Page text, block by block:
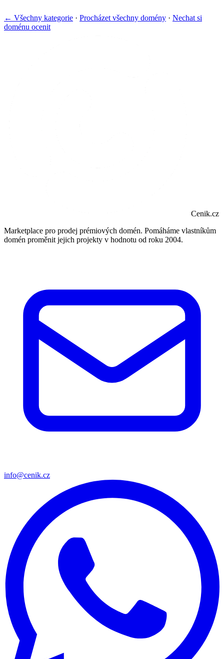
← Všechny kategorie · Procházet všechny domény · Nechat si
doménu ocenit
Cenik.cz
Marketplace pro prodej prémiových domén. Pomáháme vlastníkům
domén proměnit jejich projekty v hodnotu od roku 2004.
info@cenik.cz